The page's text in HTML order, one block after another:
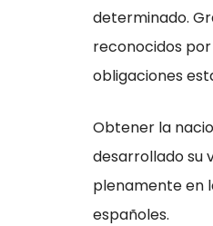
determinado.
reconocidos
obligaciones
Obtener la
desarrollado su
plenamente en
españoles.